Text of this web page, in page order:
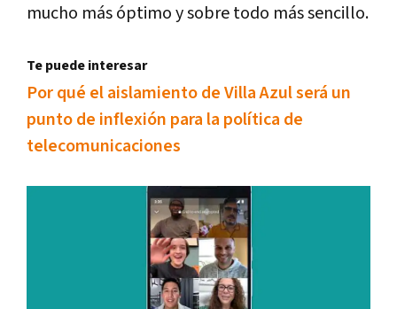
mucho más óptimo y sobre todo más sencillo.
Te puede interesar
Por qué el aislamiento de Villa Azul será un
punto de inflexión para la política de
telecomunicaciones